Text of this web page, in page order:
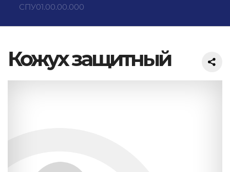
СПУ01.00.00.000
Кожух защитный